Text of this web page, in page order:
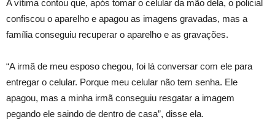
A vítima contou que, após tomar o celular da mão dela, o policial
confiscou o aparelho e apagou as imagens gravadas, mas a
família conseguiu recuperar o aparelho e as gravações.
“A irmã de meu esposo chegou, foi lá conversar com ele para
entregar o celular. Porque meu celular não tem senha. Ele
apagou, mas a minha irmã conseguiu resgatar a imagem
pegando ele saindo de dentro de casa”, disse ela.